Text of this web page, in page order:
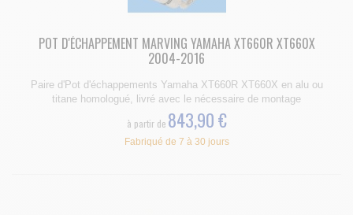
POT D'ÉCHAPPEMENT MARVING YAMAHA XT660R XT660X
2004-2016
Paire d'Pot d'échappements Yamaha XT660R XT660X en alu ou
titane homologué, livré avec le nécessaire de montage
à partir de 843,90 €
Fabriqué de 7 à 30 jours